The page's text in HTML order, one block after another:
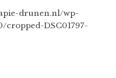
drunen.nl/wp-
cropped-DSC01797-